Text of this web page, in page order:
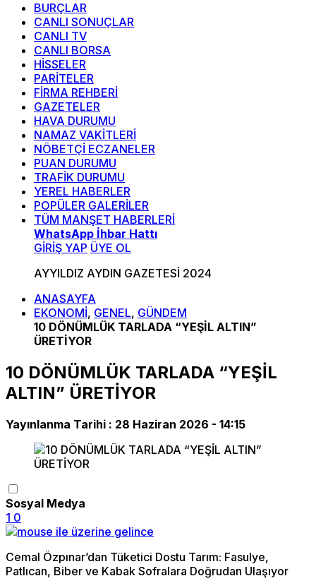
BURÇLAR
CANLI SONUÇLAR
CANLI TV
CANLI BORSA
HİSSELER
PARİTELER
FİRMA REHBERİ
GAZETELER
HAVA DURUMU
NAMAZ VAKİTLERİ
NÖBETÇİ ECZANELER
PUAN DURUMU
TRAFİK DURUMU
YEREL HABERLER
POPÜLER GALERİLER
TÜM MANŞET HABERLERİ
WhatsApp İhbar Hattı
GİRİŞ YAP ÜYE OL
AYYILDIZ AYDIN GAZETESİ 2024
ANASAYFA
EKONOMİ, GENEL, GÜNDEM
10 DÖNÜMLÜK TARLADA “YEŞİL ALTIN”
ÜRETİYOR
10 DÖNÜMLÜK TARLADA “YEŞİL
ALTIN” ÜRETİYOR
Yayınlanma Tarihi : 28 Haziran 2026 - 14:15
Sosyal Medya
1 0
Cemal Özpınar’dan Tüketici Dostu Tarım: Fasulye,
Patlıcan, Biber ve Kabak Sofralara Doğrudan Ulaşıyor